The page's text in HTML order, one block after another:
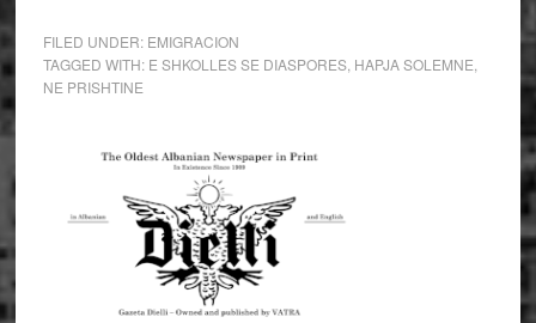
FILED UNDER: EMIGRACION
TAGGED WITH: E SHKOLLES SE DIASPORES, HAPJA SOLEMNE
NE PRISHTINE